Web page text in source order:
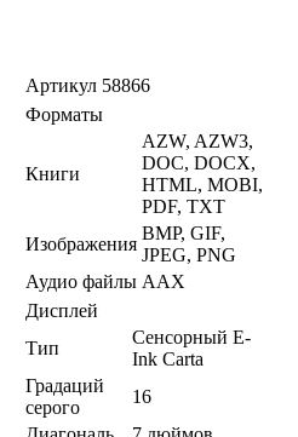
Артикул 58866
Форматы
Книги
AZW, AZW3,
DOC, DOCX,
HTML, MOBI,
PDF, TXT
Изображения
BMP, GIF,
JPEG, PNG
Аудио файлы AAX
Дисплей
Тип
Сенсорный E-
Ink Carta
Градаций
серого
16